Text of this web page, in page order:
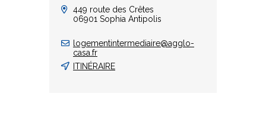
449 route des Crêtes
06901 Sophia Antipolis
logementintermediaire@agglo-
casa.fr
ITINÉRAIRE